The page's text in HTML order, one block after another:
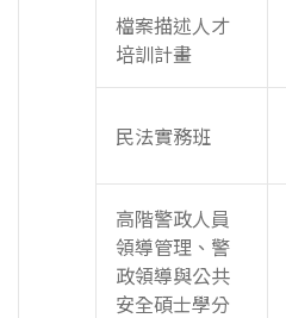
檔案描述人才
培訓計畫
民法實務班
高階警政人員
領導管理、警
政領導與公共
安全碩士學分